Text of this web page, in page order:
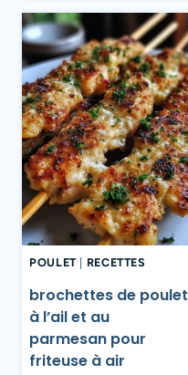
POULET| RECETTES
brochettes de poulet
à l’ail et au
parmesan pour
friteuse à air